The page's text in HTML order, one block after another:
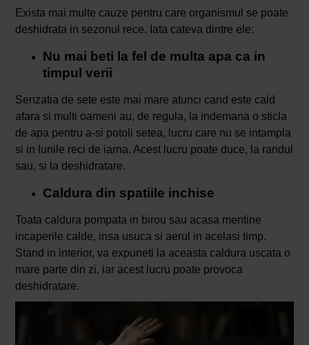
Exista mai multe cauze pentru care organismul se poate
deshidrata in sezonul rece. Iata cateva dintre ele:
Nu mai beti la fel de multa apa ca in
timpul verii
Senzatia de sete este mai mare atunci cand este cald
afara si multi oameni au, de regula, la indemana o sticla
de apa pentru a-si potoli setea, lucru care nu se intampla
si in lunile reci de iarna. Acest lucru poate duce, la randul
sau, si la deshidratare.
Caldura din spatiile inchise
Toata caldura pompata in birou sau acasa mentine
incaperile calde, insa usuca si aerul in acelasi timp.
Stand in interior, va expuneti la aceasta caldura uscata o
mare parte din zi, iar acest lucru poate provoca
deshidratare.